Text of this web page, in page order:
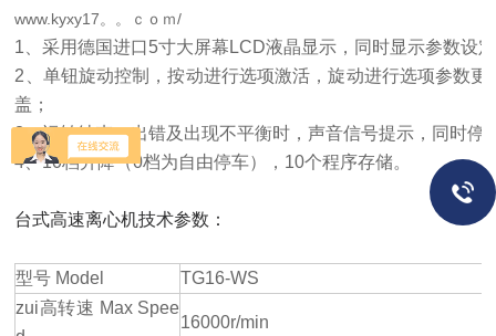
www.kyxy17。。ｃｏｍ/
1、采用德国进口5寸大屏幕LCD液晶显示，同时显示参数设
2、单钮旋动控制，按动进行选项激活，旋动进行选项参数
盖；
3、运转结束、出错及出现不平衡时，声音信号提示，同时停
4、10档升降（0档为自由停车），10个程序存储。
台式高速离心机技术参数：
型号 Model
TG16-WS
zui高转速 Max Spee
16000r/min